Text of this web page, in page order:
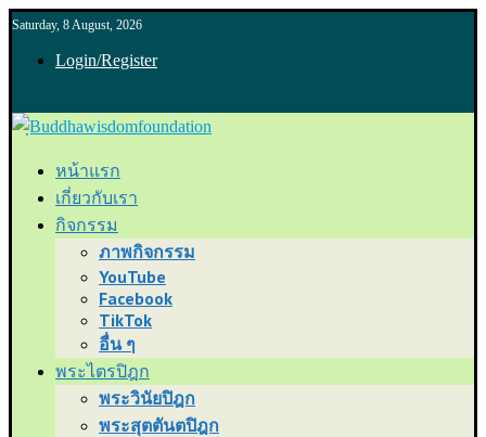
Saturday, 8 August, 2026
Login/Register
หน้าแรก
เกี่ยวกับเรา
กิจกรรม
ภาพกิจกรรม
YouTube
Facebook
TikTok
อื่น ๆ
พระไตรปิฎก
พระวินัยปิฎก
พระสุตตันตปิฎก